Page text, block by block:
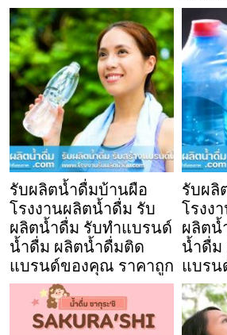
รับผลิตน้ำดื่มบ้านผือ
โรงงานผลิตน้ำดื่ม รับ
ผลิตน้ำดื่ม รับทำแบรนด์
น้ำดื่ม ผลิตน้ำดื่มติด
แบรนด์ของคุณ ราคาถูก
รับผลิ
โรงง
ผลิตน้
น้ำดื่ม
แบรน